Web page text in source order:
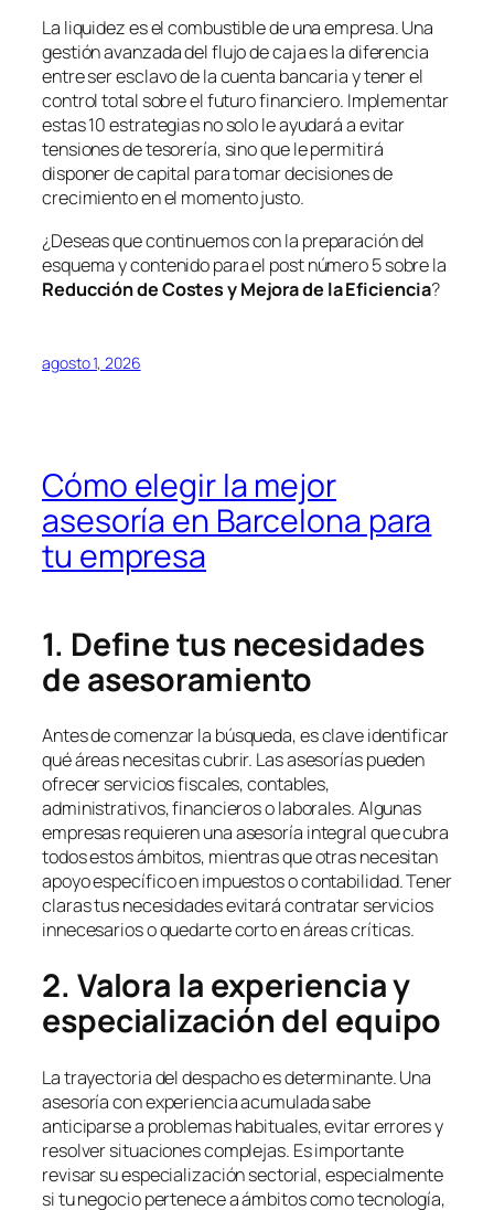
La liquidez es el combustible de una empresa. Una
gestión avanzada del flujo de caja es la diferencia
entre ser esclavo de la cuenta bancaria y tener el
control total sobre el futuro financiero. Implementar
estas 10 estrategias no solo le ayudará a evitar
tensiones de tesorería, sino que le permitirá
disponer de capital para tomar decisiones de
crecimiento en el momento justo.
¿Deseas que continuemos con la preparación del
esquema y contenido para el post número 5 sobre la
Reducción de Costes y Mejora de la Eficiencia?
agosto 1, 2026
Cómo elegir la mejor
asesoría en Barcelona para
tu empresa
1. Define tus necesidades
de asesoramiento
Antes de comenzar la búsqueda, es clave identificar
qué áreas necesitas cubrir. Las asesorías pueden
ofrecer servicios fiscales, contables,
administrativos, financieros o laborales. Algunas
empresas requieren una asesoría integral que cubra
todos estos ámbitos, mientras que otras necesitan
apoyo específico en impuestos o contabilidad. Tener
claras tus necesidades evitará contratar servicios
innecesarios o quedarte corto en áreas críticas.
2. Valora la experiencia y
especialización del equipo
La trayectoria del despacho es determinante. Una
asesoría con experiencia acumulada sabe
anticiparse a problemas habituales, evitar errores y
resolver situaciones complejas. Es importante
revisar su especialización sectorial, especialmente
si tu negocio pertenece a ámbitos como tecnología,